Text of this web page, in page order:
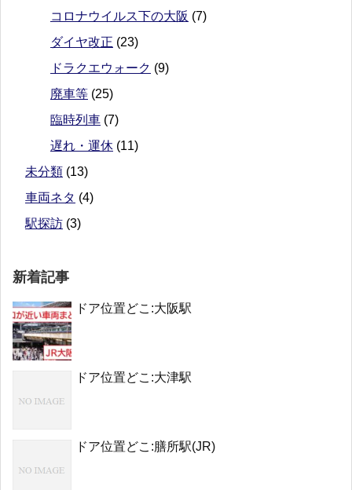
コロナウイルス下の大阪 (7)
ダイヤ改正 (23)
ドラクエウォーク (9)
廃車等 (25)
臨時列車 (7)
遅れ・運休 (11)
未分類 (13)
車両ネタ (4)
駅探訪 (3)
新着記事
ドア位置どこ:大阪駅
ドア位置どこ:大津駅
ドア位置どこ:膳所駅(JR)